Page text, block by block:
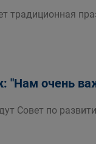
традиционная
"Нам очень
Совет по